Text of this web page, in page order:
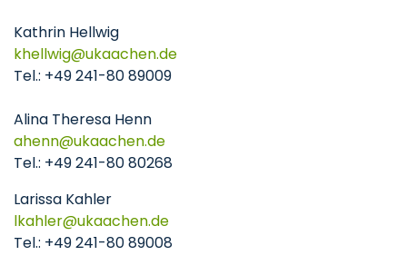
Kathrin Hellwig
khellwig
ukaachende
Tel.: +49 241-80 89009
Alina Theresa Henn
ahenn
ukaachende
Tel.: +49 241-80 80268
Larissa Kahler
lkahler
ukaachende
Tel.: +49 241-80 89008